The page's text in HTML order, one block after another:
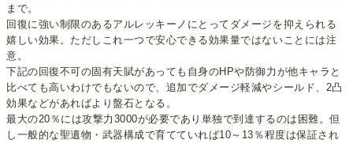
まで。
回復に強い制限のあるアルレッキーノにとってダメージを抑えられる
嬉しい効果。ただしこれ一つで安心できる効果量ではないことには注
意。
下記の回復不可の固有天賦があっても自身のHPや防御力が他キャラと
比べても高いわけでもないので、追加でダメージ軽減やシールド、2凸
効果などがあればより盤石となる。
最大の20％には攻撃力3000が必要であり単独で到達するのは困難。但
し一般的な聖遺物・武器構成で育てていれば10～13％程度は保証され